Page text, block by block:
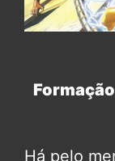
Há pelo